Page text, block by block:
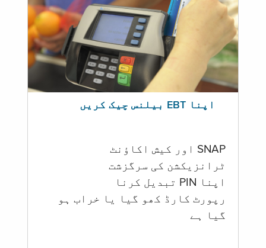
اپنا EBT بیلنس چیک کریں
SNAP اور کیش اکاؤنٹ
ٹرانزیکشن کی سرگزشت
اپنا PIN تبدیل کرنا
رپورٹ کارڈ کھو گیا یا خراب ہو
گيا ہے